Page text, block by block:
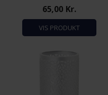
65,00 Kr.
VIS PRODUKT